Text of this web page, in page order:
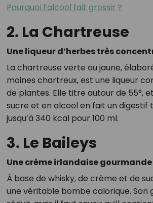
Pourquoi l’alcool fait grossir ?
2. La Chartreuse
Une liqueur d’herbes très
La chartreuse verte ou jaune,
moines chartreux, est une liqueur
de plantes. Elle titre autour de 55°,
sucre et en alcool en fait un digestif
jusqu’à 340 kcal pour 100 ml.
3. Le Baileys
Une crème irlandaise gourmande
À base de whisky, de crème et de
une véritable bombe calorique. Son